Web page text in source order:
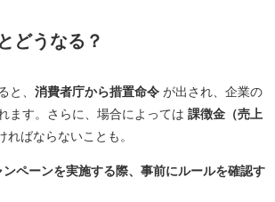
どうなる？
と、 消費者庁から措置命令 が出され、企業の
ます。さらに、場合によっては 課徴金（売上
ればならないことも。
ペーンを実施する際、事前にルールを確認す